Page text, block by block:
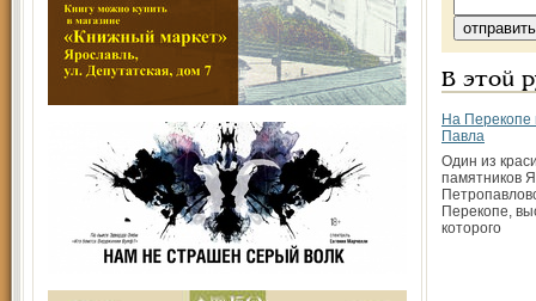
В этой
На Перекопе
Павла
Один из
памятников
Перекопе,
которого